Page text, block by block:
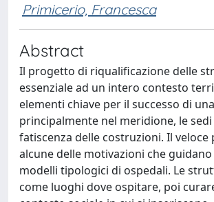
Primicerio, Francesca
Abstract
Il progetto di riqualificazione delle
essenziale ad un intero contesto
elementi chiave per il successo di
principalmente nel meridione, le
fatiscenza delle costruzioni. Il
alcune delle motivazioni che
modelli tipologici di ospedali. Le
come luoghi dove ospitare, poi